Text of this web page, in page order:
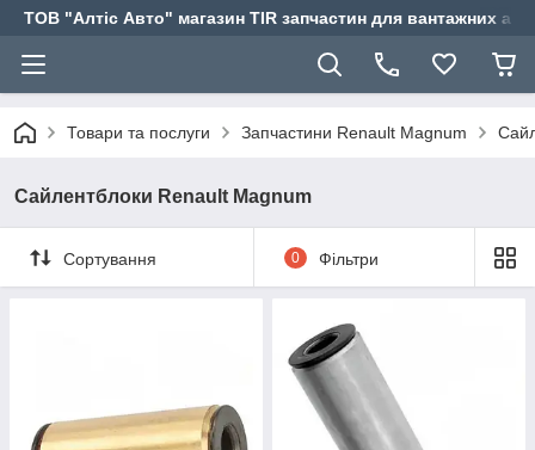
ТОВ "Алтіс Авто" магазин TIR запчастин для вантажних
Товари та послуги Запчастини Renault Magnum
Сайлентблоки Renault Magnum
Сортування 0 Фільтри